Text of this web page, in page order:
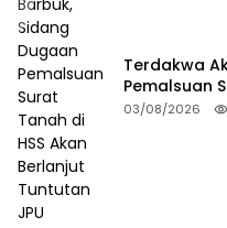
Terdakwa
Pemalsuan
Berlanjut
03/08/2026